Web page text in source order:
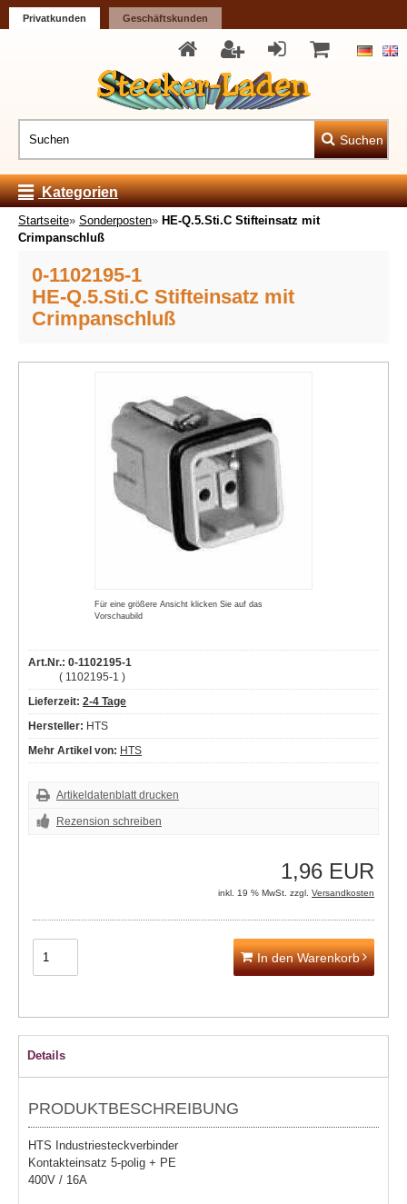
Privatkunden Geschäftskunden
Suchen
Kategorien
Startseite» Sonderposten» HE-Q.5.Sti.C Stifteinsatz mit
Crimpanschluß
0-1102195-1
HE-Q.5.Sti.C Stifteinsatz mit
Crimpanschluß
Für eine größere Ansicht klicken Sie auf das
Vorschaubild
Art.Nr.: 0-1102195-1
( 1102195-1 )
Lieferzeit: 2-4 Tage
Hersteller: HTS
Mehr Artikel von: HTS
Artikeldatenblatt drucken
Rezension schreiben
1,96 EUR
inkl. 19 % MwSt. zzgl. Versandkosten
In den Warenkorb
Details
PRODUKTBESCHREIBUNG
HTS Industriesteckverbinder
Kontakteinsatz 5-polig + PE
400V / 16A